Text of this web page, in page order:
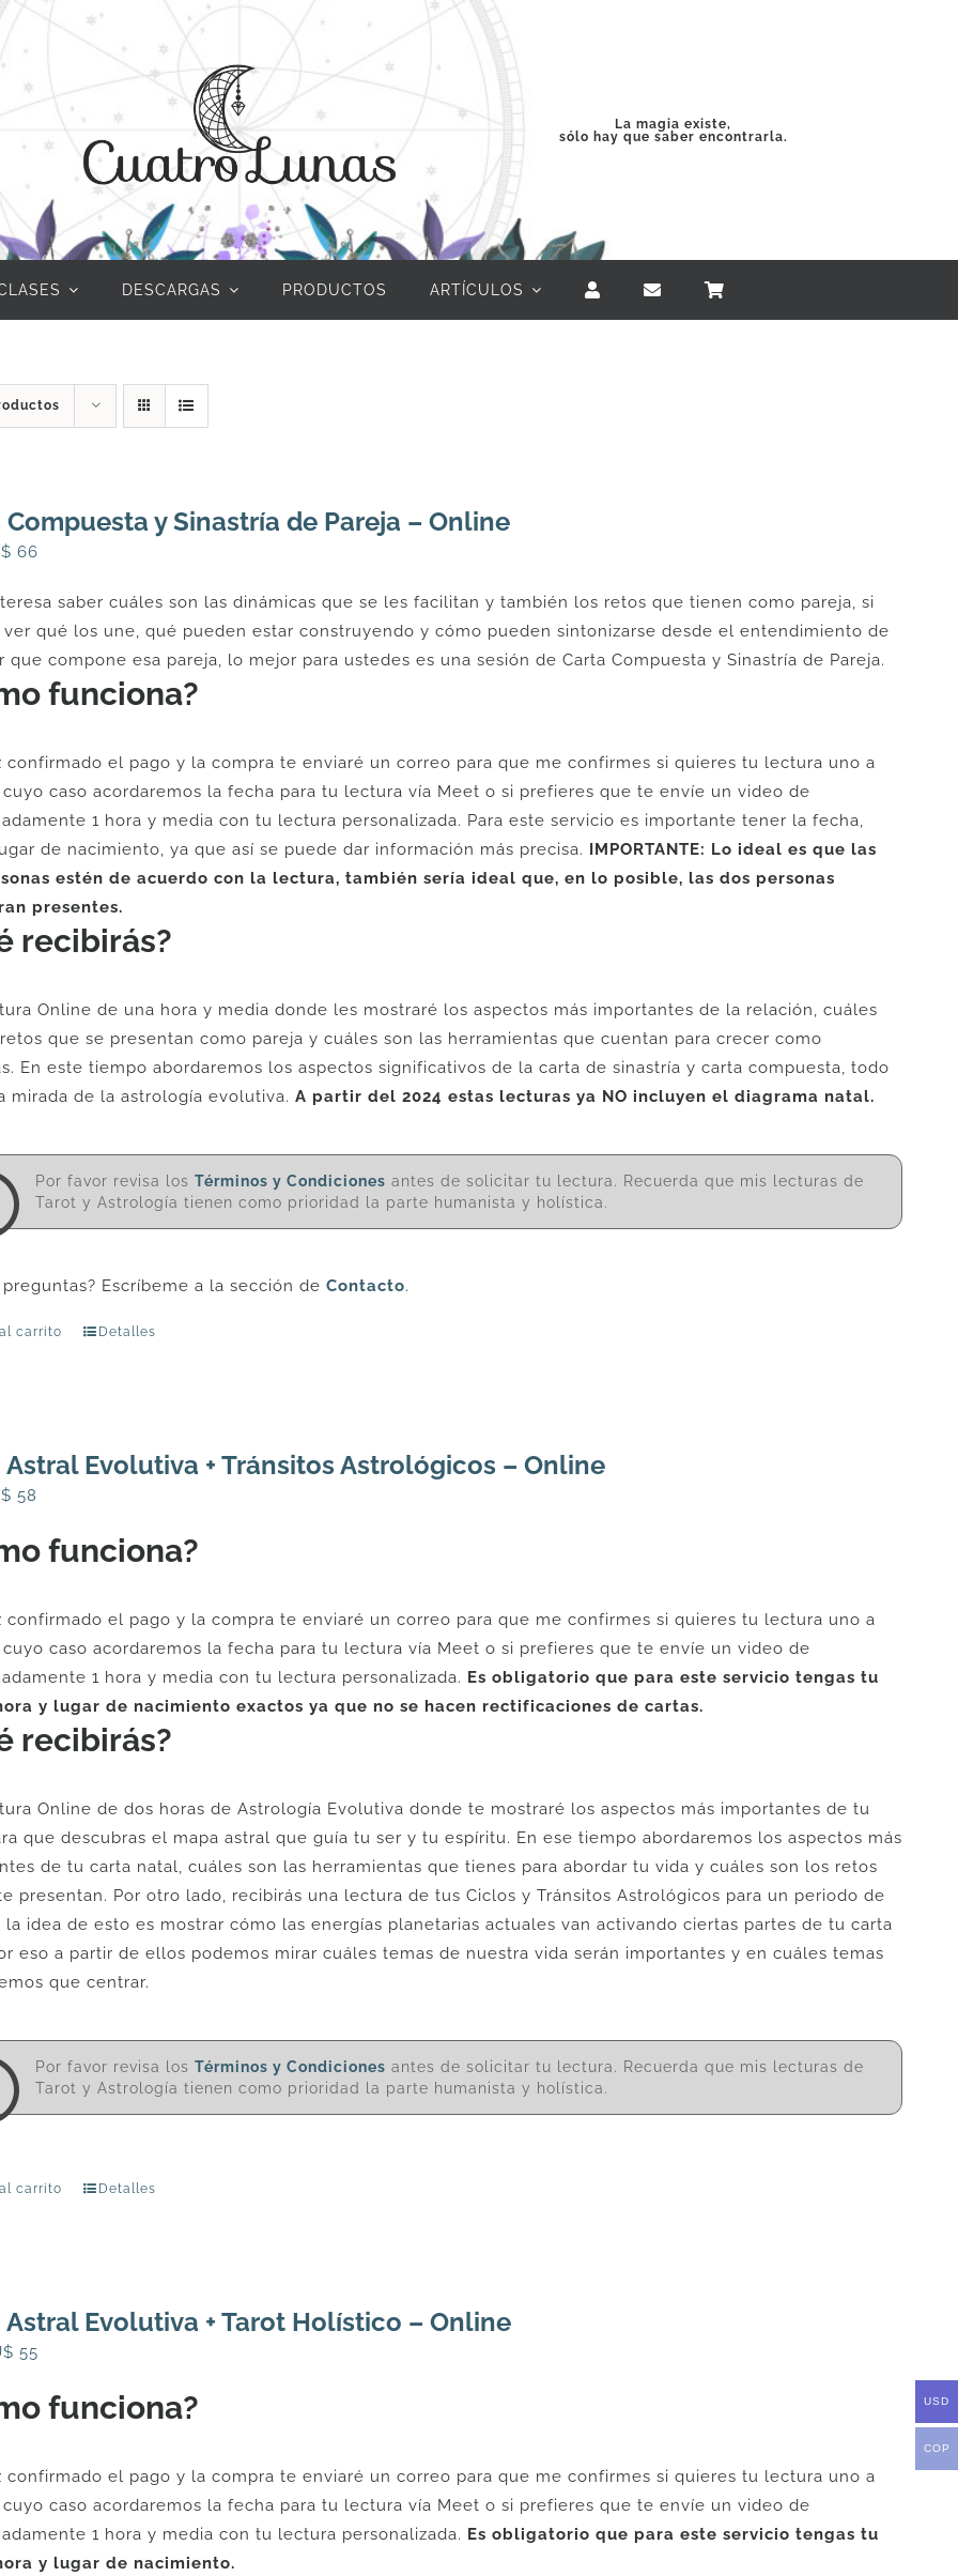
La magia existe,
sólo hay que saber encontrarla.
DESCARGAS PRODUCTOS ARTÍCULOS
Compuesta y Sinastría de Pareja – Online
66El
actual
es:
U$
66.
saber cuáles son las dinámicas que se les facilitan y también los retos que tienen como pareja, si
qué los une, qué pueden estar construyendo y cómo pueden sintonizarse desde el entendimiento de
que compone esa pareja, lo mejor para ustedes es una sesión de Carta Compuesta y Sinastría de Pareja.
funciona?
confirmado el pago y la compra te enviaré un correo para que me confirmes si quieres tu lectura uno a
cuyo caso acordaremos la fecha para tu lectura vía Meet o si prefieres que te envíe un video de
1 hora y media con tu lectura personalizada. Para este servicio es importante tener la fecha,
de nacimiento, ya que así se puede dar información más precisa. IMPORTANTE: Lo ideal es que las
estén de acuerdo con la lectura, también sería ideal que, en lo posible, las dos personas
presentes.
recibirás?
Online de una hora y media donde les mostraré los aspectos más importantes de la relación, cuáles
que se presentan como pareja y cuáles son las herramientas que cuentan para crecer como
En este tiempo abordaremos los aspectos significativos de la carta de sinastría y carta compuesta, todo
mirada de la astrología evolutiva. A partir del 2024 estas lecturas ya NO incluyen el diagrama natal.
Por favor revisa los Términos y Condiciones antes de solicitar tu lectura. Recuerda que mis lecturas de
Tarot y Astrología tienen como prioridad la parte humanista y holística.
preguntas? Escríbeme a la sección de Contacto.
carrito Detalles
Astral Evolutiva + Tránsitos Astrológicos – Online
58
actual
U$
funciona?
confirmado el pago y la compra te enviaré un correo para que me confirmes si quieres tu lectura uno a
cuyo caso acordaremos la fecha para tu lectura vía Meet o si prefieres que te envíe un video de
1 hora y media con tu lectura personalizada. Es obligatorio que para este servicio tengas tu
y lugar de nacimiento exactos ya que no se hacen rectificaciones de cartas.
recibirás?
Online de dos horas de Astrología Evolutiva donde te mostraré los aspectos más importantes de tu
que descubras el mapa astral que guía tu ser y tu espíritu. En ese tiempo abordaremos los aspectos más
de tu carta natal, cuáles son las herramientas que tienes para abordar tu vida y cuáles son los retos
presentan. Por otro lado, recibirás una lectura de tus Ciclos y Tránsitos Astrológicos para un periodo de
la idea de esto es mostrar cómo las energías planetarias actuales van activando ciertas partes de tu carta
eso a partir de ellos podemos mirar cuáles temas de nuestra vida serán importantes y en cuáles temas
que centrar.
Por favor revisa los Términos y Condiciones antes de solicitar tu lectura. Recuerda que mis lecturas de
Tarot y Astrología tienen como prioridad la parte humanista y holística.
carrito Detalles
Astral Evolutiva + Tarot Holístico – Online
55El
actual
U$
funciona?
confirmado el pago y la compra te enviaré un correo para que me confirmes si quieres tu lectura uno a
cuyo caso acordaremos la fecha para tu lectura vía Meet o si prefieres que te envíe un video de
1 hora y media con tu lectura personalizada. Es obligatorio que para este servicio tengas tu
y lugar de nacimiento.
USD
COP